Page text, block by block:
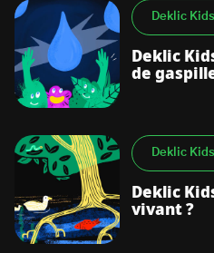
Deklic Kids
Deklic
de
Deklic Kids
Deklic
vivant ?